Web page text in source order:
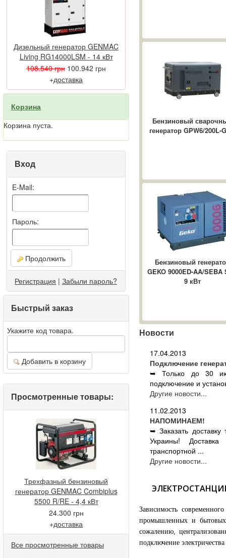
Самые частые
проблемные места в
сфере электроснабжения
Дизельные
электростанции в
современном мире
В современной жизни
ежедневно необходимо
бесперебойной
работоспособностью
энергозависимые
приборы, ...
Дизельный генератор GENMAC
Living RG14000LSM - 14 кВт
108.540 грн 100.942 грн
+доставка
Корзина
Корзина пуста.
Вход
E-Mail:
Пароль:
Продолжить
Регистрация | Забыли пароль?
Быстрый заказ
Укажите код товара.
Добавить в корзину
Просмотренные товары:
Трехфазный бензиновый
генератор GENMAC Combiplus
5500 R/RE - 4,4 кВт
24.300 грн
+доставка
Все просмотренные товары
Бензиновый
генератор GPW6/200L-
Бензиновый
GEKO 9000ED-AA/SEBA
9 кВт
Новости
17.04.2013
Подключение
➥ Только до 30
подключение и
Другие новости...
11.02.2013
НАПОМИНАЕМ!
➥ Заказать
Украины!
транспортной ...
Другие новости...
Зависимость
промышленных и бытовых
сожалению,
подключение